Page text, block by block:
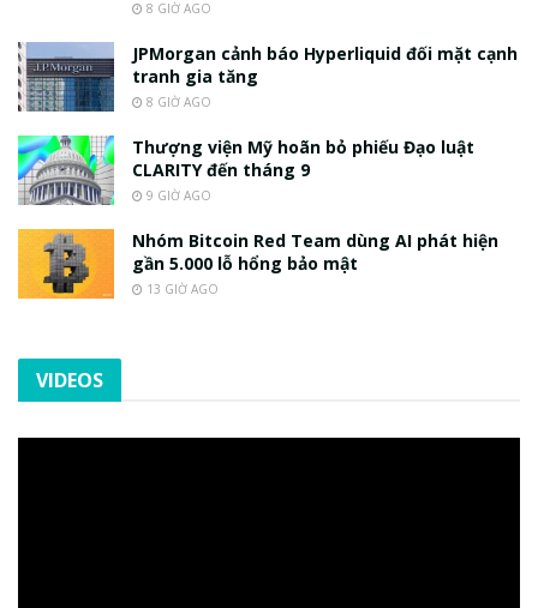
8 GIỜ AGO
JPMorgan cảnh báo Hyperliquid đối mặt cạnh
tranh gia tăng
8 GIỜ AGO
Thượng viện Mỹ hoãn bỏ phiếu Đạo luật
CLARITY đến tháng 9
9 GIỜ AGO
Nhóm Bitcoin Red Team dùng AI phát hiện
gần 5.000 lỗ hổng bảo mật
13 GIỜ AGO
VIDEOS